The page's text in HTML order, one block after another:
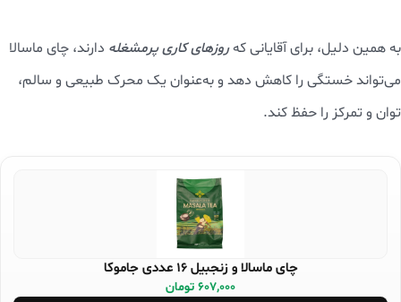
به همین دلیل، برای آقایانی کهروزهای کاری پرمشغله دارند، چای ماسالا
می‌تواند خستگی را کاهش دهد و به‌عنوان یک محرک طبیعی و سالم،
توان و تمرکز را حفظ کند.
چای ماسالا و زنجبیل 16 عددی جاموکا
607,000 تومان